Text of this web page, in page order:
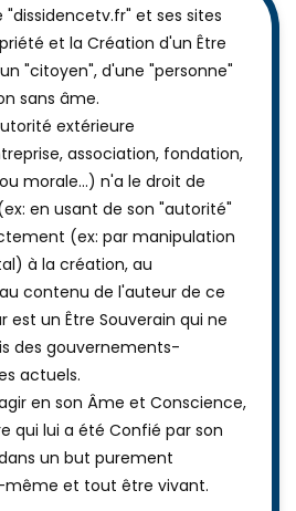
et ses sites
et la Création d'un Être
"citoyen", d'une "personne"
sans âme.
extérieure
association, fondation,
morale...) n'a le droit de
en usant de son "autorité"
(ex: par manipulation
à la création, au
contenu de l'auteur de ce
est un Être Souverain qui ne
des gouvernements-
actuels.
en son Âme et Conscience,
qui lui a été Confié par son
un but purement
même et tout être vivant.